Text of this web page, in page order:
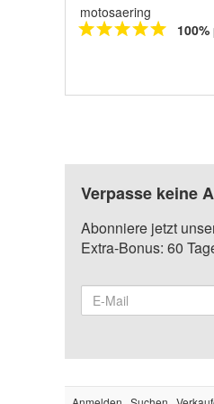
motosaering
Verpasse keine
Abonniere jetzt
Extra-Bonus: 60